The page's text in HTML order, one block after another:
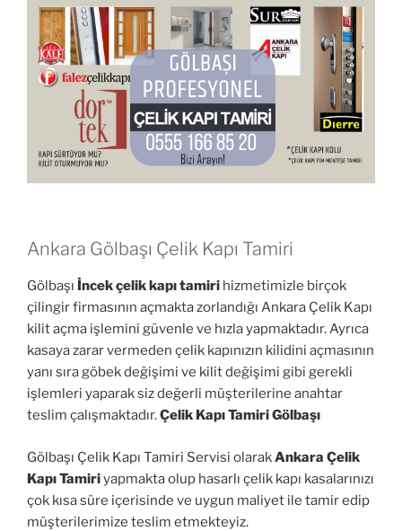
Ankara Gölbaşı Çelik Kapı Tamiri
Gölbaşı İncek çelik kapı tamiri hizmetimizle birçok
çilingir firmasının açmakta zorlandığı Ankara Çelik Kapı
kilit açma işlemini güvenle ve hızla yapmaktadır. Ayrıca
kasaya zarar vermeden çelik kapınızın kilidini açmasının
yanı sıra göbek değişimi ve kilit değişimi gibi gerekli
işlemleri yaparak siz değerli müşterilerine anahtar
teslim çalışmaktadır.Çelik Kapı Tamiri Gölbaşı
Gölbaşı Çelik Kapı Tamiri Servisi olarakAnkara Çelik
Kapı Tamiriyapmakta olup hasarlı çelik kapı kasalarınızı
çok kısa süre içerisinde ve uygun maliyet ile tamir edip
müşterilerimize teslim etmekteyiz.